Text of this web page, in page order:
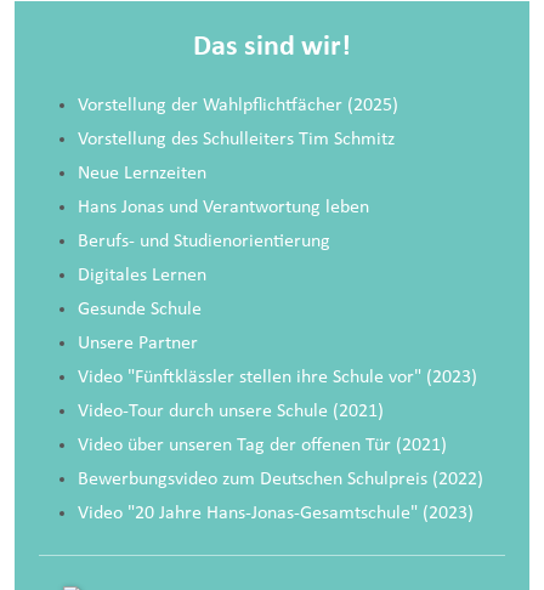
Das sind wir!
Vorstellung der Wahlpflichtfächer (2025)
Vorstellung des Schulleiters Tim Schmitz
Neue Lernzeiten
Hans Jonas und Verantwortung leben
Berufs- und Studienorientierung
Digitales Lernen
Gesunde Schule
Unsere Partner
Video "Fünftklässler stellen ihre Schule vor" (2023)
Video-Tour durch unsere Schule (2021)
Video über unseren Tag der offenen Tür (2021)
Bewerbungsvideo zum Deutschen Schulpreis (2022)
Video "20 Jahre Hans-Jonas-Gesamtschule" (2023)